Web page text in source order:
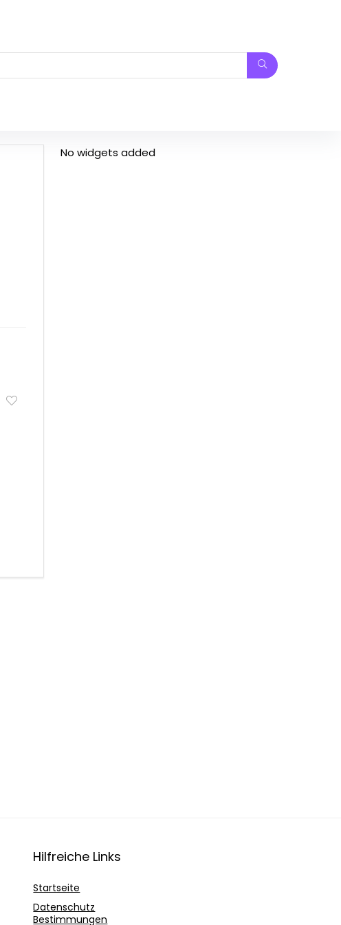
No widgets added
Hilfreiche Links
Startseite
Datenschutz
Bestimmungen